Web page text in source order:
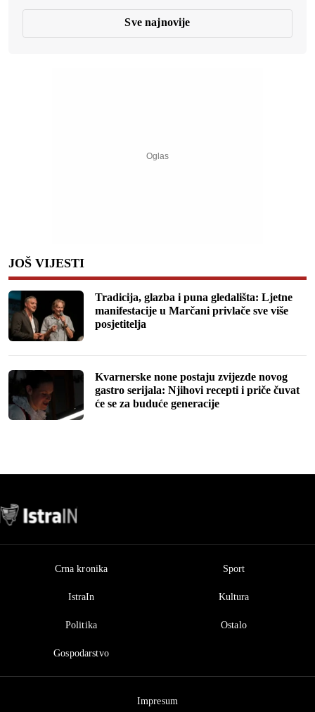
Sve najnovije
JOŠ VIJESTI
Tradicija, glazba i puna gledališta: Ljetne
manifestacije u Marčani privlače sve više
posjetitelja
Kvarnerske none postaju zvijezde novog
gastro serijala: Njihovi recepti i priče čuvat
će se za buduće generacije
Crna kronika
IstraIn
Politika
Gospodarstvo
Sport
Kultura
Ostalo
Impresum